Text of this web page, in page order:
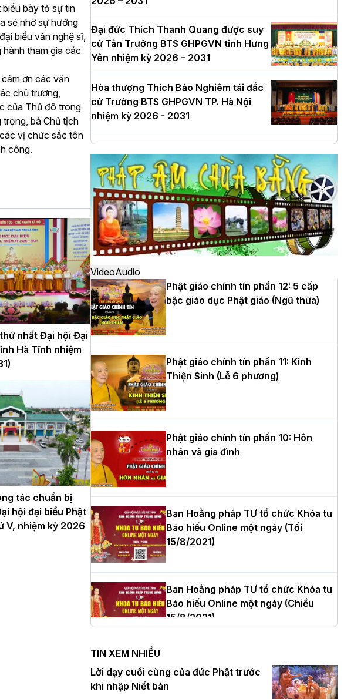
bày tỏ sự tin
sẻ nhờ sự hướng
đại biểu văn nghệ sĩ,
tham gia các
ơn các văn
chủ trương,
của Thủ đô trong
trọng, bà Chủ tịch
vị chức sắc tôn
công.
nhất Đại hội Đại
Hà Tĩnh nhiệm
tác chuẩn bị
hội đại biểu Phật
V, nhiệm kỳ 2026
Đại đức Thích Thanh Quang được suy
cử Tân Trưởng BTS GHPGVN tỉnh Hưng
Yên nhiệm kỳ 2026 – 2031
Hòa thượng Thích Bảo Nghiêm tái đắc
cử Trưởng BTS GHPGVN TP. Hà Nội
nhiệm kỳ 2026 - 2031
Hà Nội: Long trọng lễ khởi công xây
dựng Trung tâm văn hóa Phật giáo Thủ
đô
Hà Nội: Ngày tu học cuối cùng khép lại
khóa sinh hoạt Phật pháp mùa hè lần
thứ XIV tại chùa Bằng
Học yêu thương trong ngày tu tập thứ
tư của Khóa sinh hoạt Phật pháp mùa
hè tại chùa Bằng
HT.Thích Thọ Lạc được suy cử làm tân
Trưởng BTS GHPGVN tỉnh Nghệ An
Hòa thượng Thích Quảng Tùng tái đắc
cử Trưởng BTS GHPGVN thành phố Hải
Phòng nhiệm kỳ 2026 – 2031
Thượng tọa Thích Tâm Chính được suy
cử tân Trưởng ban Trị sự GHPGVN tỉnh
Hà Nội: Tăng Ni Trường hạ Bồ Đề trang
nghiêm tác pháp Tiền an cư PL.2570 –
DL.2026
VideoAudio
Phật giáo chính tín phần 12: 5 cấp
bậc giáo dục Phật giáo (Ngũ thừa)
Phật giáo chính tín phần 11: Kinh
Thiện Sinh (Lễ 6 phương)
Phật giáo chính tín phần 10: Hôn
nhân và gia đình
Ban Hoằng pháp TƯ tổ chức Khóa tu
Báo hiếu Online một ngày (Tối
15/8/2021)
Ban Hoằng pháp TƯ tổ chức Khóa tu
Báo hiếu Online một ngày (Chiều
15/8/2021)
Ban Hoằng pháp TƯ tổ chức Khóa tu
Báo hiếu Online một ngày (Sáng
15/8/2021)
TIN XEM NHIỀU
Lời dạy cuối cùng của đức Phật trước
khi nhập Niết bàn